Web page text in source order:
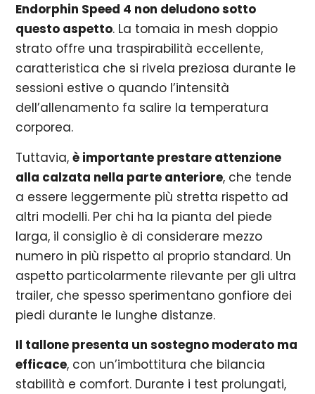
Endorphin Speed 4 non deludono sotto
questo aspetto. La tomaia in mesh doppio
strato offre una traspirabilità eccellente,
caratteristica che si rivela preziosa durante le
sessioni estive o quando l’intensità
dell’allenamento fa salire la temperatura
corporea.
Tuttavia,è importante prestare attenzione
alla calzata nella parte anteriore, che tende
a essere leggermente più stretta rispetto ad
altri modelli. Per chi ha la pianta del piede
larga, il consiglio è di considerare mezzo
numero in più rispetto al proprio standard. Un
aspetto particolarmente rilevante per gli ultra
trailer, che spesso sperimentano gonfiore dei
piedi durante le lunghe distanze.
Il tallone presenta un sostegno moderato ma
efficace, con un’imbottitura che bilancia
stabilità e comfort. Durante i test prolungati,